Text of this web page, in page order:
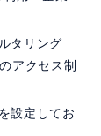
タリング
アクセス制
設定してお